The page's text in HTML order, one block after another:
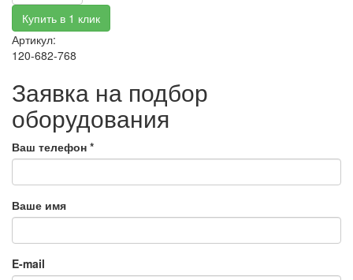
Купить в 1 клик
Артикул:
120-682-768
Заявка на подбор
оборудования
Ваш телефон *
Ваше имя
E-mail